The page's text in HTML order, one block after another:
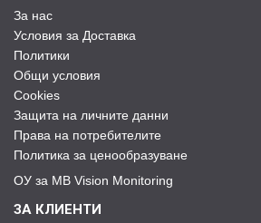
За нас
Условия за Доставка
Политики
Общи условия
Cookies
Защита на личните данни
Права на потребителите
Политика за ценообразуване
ОУ за MB Vision Monitoring
ЗА КЛИЕНТИ